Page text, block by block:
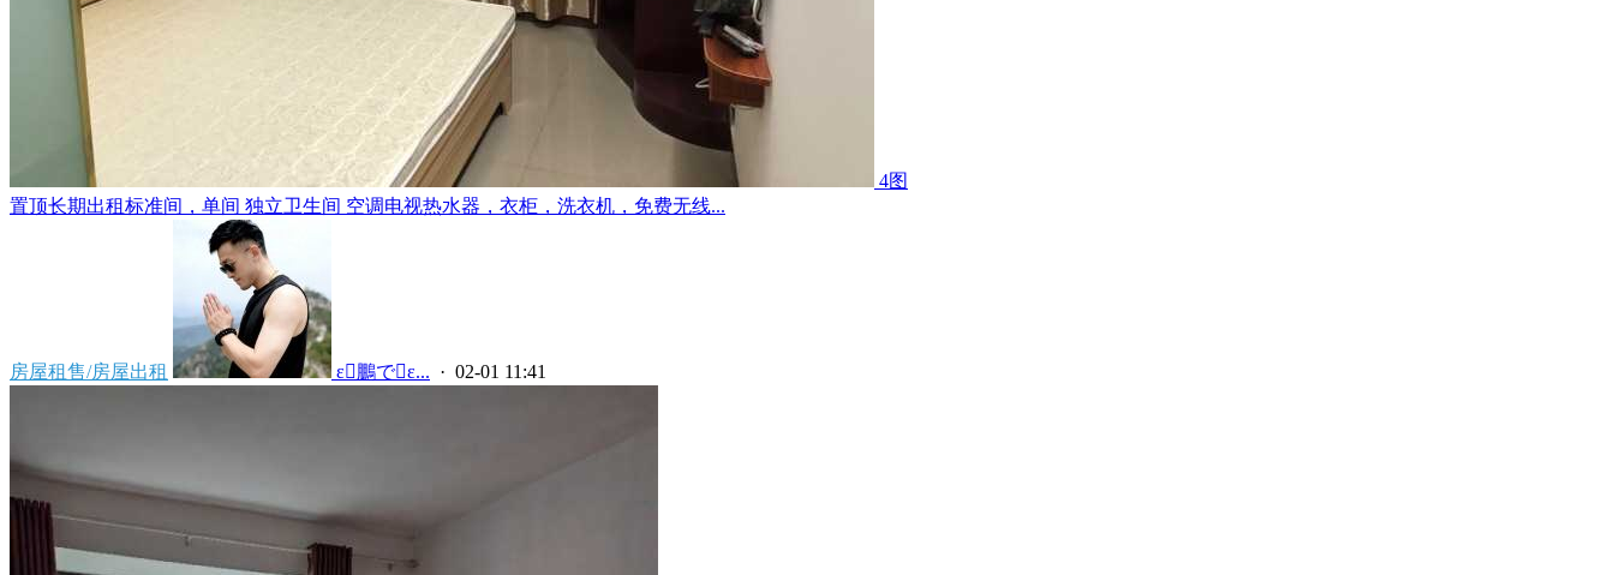
4图
置顶长期出租标准间，单间 独立卫生间 空调电视热水器，衣柜，洗衣机，免费无线...
房屋租售/房屋出租  ε鵬でε... · 02-01 11:41